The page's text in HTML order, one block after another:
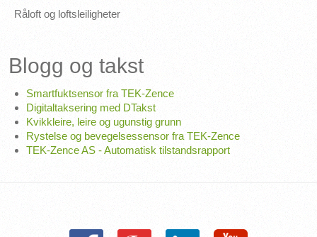
Råloft og loftsleiligheter
Blogg og takst
Smartfuktsensor fra TEK-Zence
Digitaltaksering med DTakst
Kvikkleire, leire og ugunstig grunn
Rystelse og bevegelsessensor fra TEK-Zence
TEK-Zence AS - Automatisk tilstandsrapport